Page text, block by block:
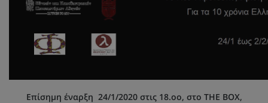
Επίσημη έναρξη 24/1/2020 στις 18.οο, στο THE BOX,